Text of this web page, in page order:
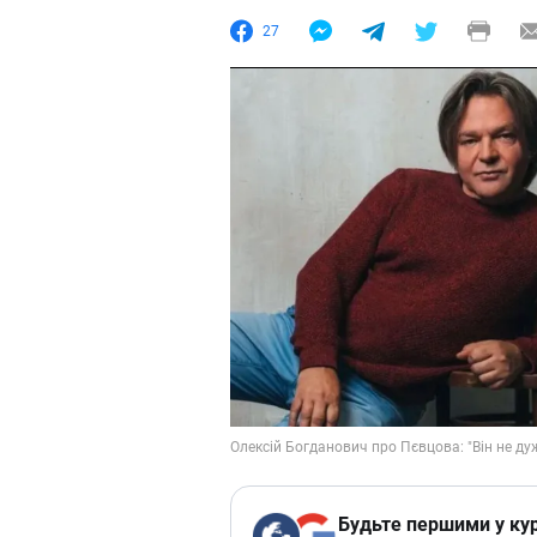
27
Будьте першими у